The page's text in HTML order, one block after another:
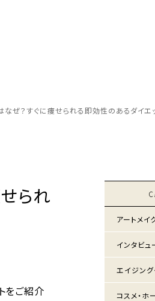
ぜ？すぐに痩せられる即効性のあるダイエ
られ
アートメイ
インタビュ
エイジング
コスメ・ホ